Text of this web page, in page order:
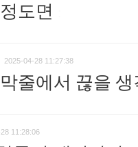
도면
2025-04-28 11:27:38
줄에서 끊을
11:28:06